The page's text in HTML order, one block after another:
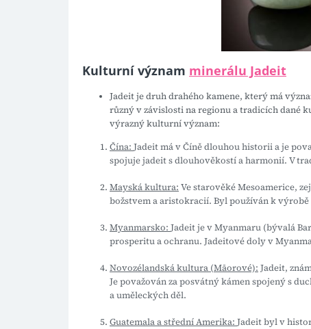
Kulturní význam minerálu Jadeit
Jadeit je druh drahého kamene, který má
různý v závislosti na regionu a tradicích dané
výrazný kulturní význam:
Čína: Jadeit má v Číně dlouhou historii a je
spojuje jadeit s dlouhověkostí a harmonií. V
Mayská kultura: Ve starověké Mesoamerice,
božstvem a aristokracií. Byl používán k
Myanmarsko: Jadeit je v Myanmaru (bývalá
prosperitu a ochranu. Jadeitové doly v
Novozélandská kultura (Māorové): Jadeit,
Je považován za posvátný kámen spojený s
a uměleckých děl.
Guatemala a střední Amerika: Jadeit byl v